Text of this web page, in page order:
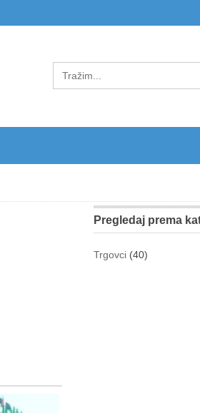
Pregledaj prema
Trgovci (40)